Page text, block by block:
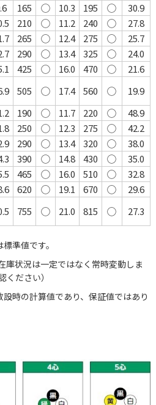
165 ◯ 10.3 195 ◯
30.9
210 ◯ 11.2 240 ◯
27.8
265 ◯ 12.4 275 ◯
25.7
290 ◯ 13.4 325 ◯
24.0
425 ◯ 16.0 470 ◯
21.6
505 ◯ 17.4 560 ◯ 19.9
190 ◯ 11.7 220 ◯
48.9
250 ◯ 12.3 275 ◯
42.2
290 ◯ 13.4 320 ◯
38.0
390 ◯ 14.8 430 ◯
35.0
465 ◯ 16.0 510 ◯
32.8
620 ◯ 19.1 670 ◯
29.6
755 ◯ 21.0 815 ◯ 27.3
準値です。
状況は一定ではなく常時変動しま
ださい）
時の計算値であり、保証値ではあり